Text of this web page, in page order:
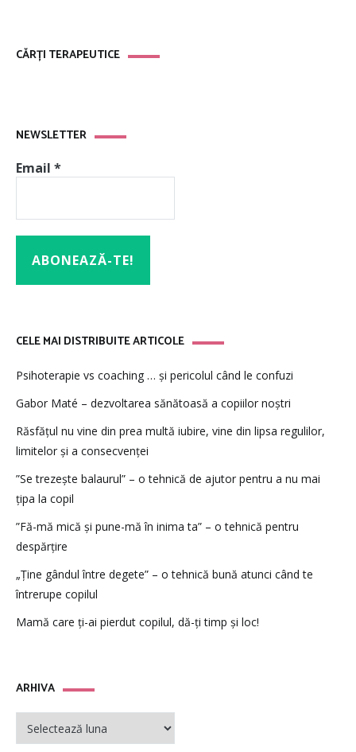
CĂRȚI TERAPEUTICE
NEWSLETTER
Email *
CELE MAI DISTRIBUITE ARTICOLE
Psihoterapie vs coaching … și pericolul când le confuzi
Gabor Maté – dezvoltarea sănătoasă a copiilor noștri
Răsfățul nu vine din prea multă iubire, vine din lipsa regulilor,
limitelor și a consecvenței
”Se trezește balaurul” – o tehnică de ajutor pentru a nu mai
țipa la copil
”Fă-mă mică și pune-mă în inima ta” – o tehnică pentru
despărțire
„Ține gândul între degete” – o tehnică bună atunci când te
întrerupe copilul
Mamă care ți-ai pierdut copilul, dă-ți timp și loc!
ARHIVAARHIVA